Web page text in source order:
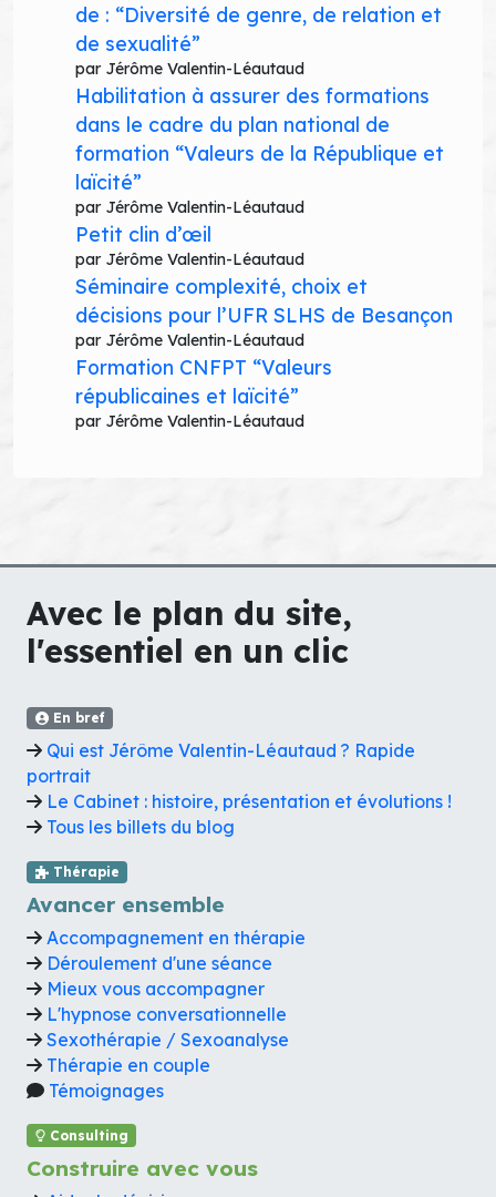
de : “Diversité de genre, de relation et
de sexualité”
par Jérôme Valentin-Léautaud
Habilitation à assurer des formations
dans le cadre du plan national de
formation “Valeurs de la République et
laïcité”
par Jérôme Valentin-Léautaud
Petit clin d’œil
par Jérôme Valentin-Léautaud
Séminaire complexité, choix et
décisions pour l’UFR SLHS de Besançon
par Jérôme Valentin-Léautaud
Formation CNFPT “Valeurs
républicaines et laïcité”
par Jérôme Valentin-Léautaud
Avec le plan du site,
l'essentiel en un clic
En bref
Qui est Jérôme Valentin-Léautaud ? Rapide
portrait
Le Cabinet : histoire, présentation et évolutions !
Tous les billets du blog
Thérapie
Avancer ensemble
Accompagnement en thérapie
Déroulement d'une séance
Mieux vous accompagner
L'hypnose conversationnelle
Sexothérapie / Sexoanalyse
Thérapie en couple
Témoignages
Consulting
Construire avec vous